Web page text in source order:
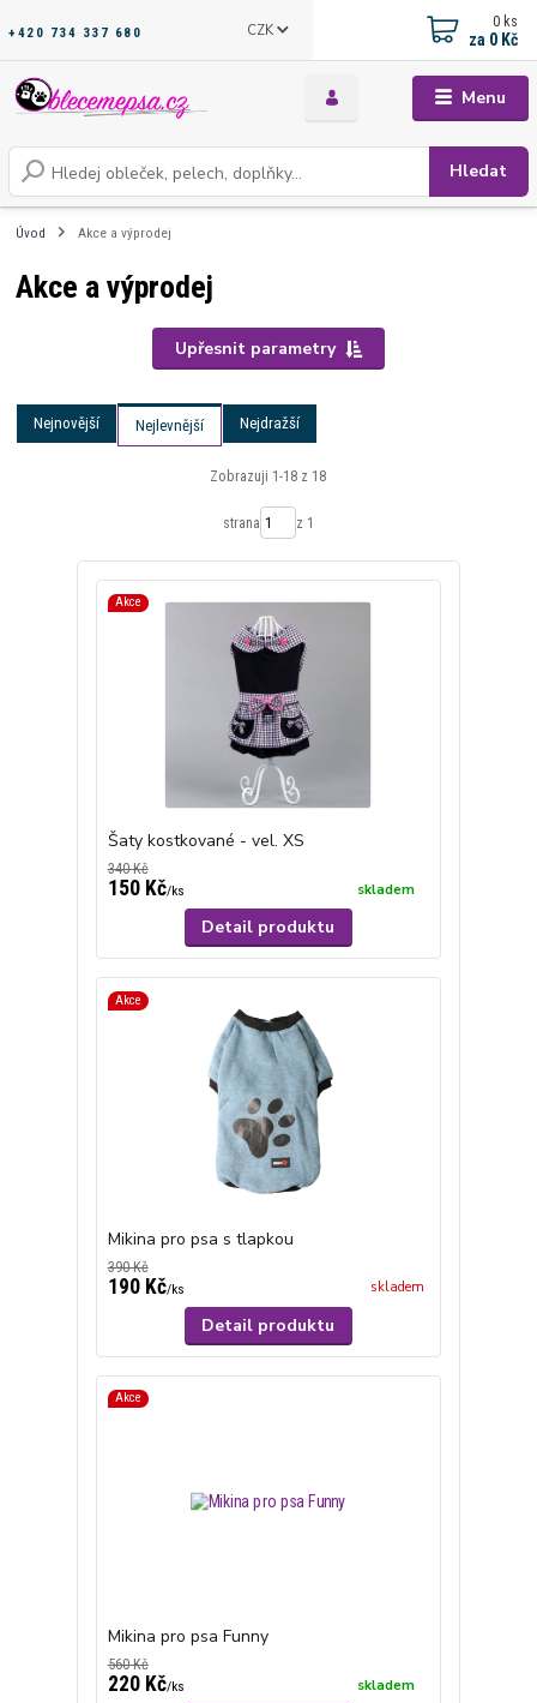
Menu
CZK
Hledat
+420 734 337 680
0 ks
za 0 Kč
Úvod Akce a výprodej
Akce a výprodej
Upřesnit parametry
Nejnovější Nejlevnější Nejdražší
Zobrazuji 1-18 z 18
strana z 1
Akce
Šaty kostkované - vel. XS
340 Kč
150 Kč/ks skladem
Detail produktu
Akce
Mikina pro psa s tlapkou
390 Kč
190 Kč/ks skladem
Detail produktu
Akce
Mikina pro psa Funny
560 Kč
220 Kč/ks skladem